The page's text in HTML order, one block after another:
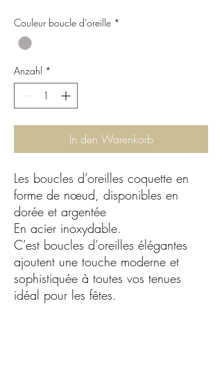
Couleur boucle d’oreille *
Anzahl *
In den Warenkorb
Les boucles d’oreilles coquette en
forme de nœud, disponibles en
dorée et argentée
En acier inoxydable.
C’est boucles d’oreilles élégantes
ajoutent une touche moderne et
sophistiquée à toutes vos tenues
idéal pour les fêtes.